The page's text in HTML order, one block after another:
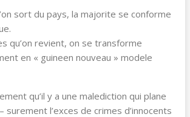
sort du pays, la majorite se conforme
qu’on revient, on se transforme
en « guineen nouveau » modele
qu’il y a une malediction qui plane
surement l’exces de crimes d’innocents